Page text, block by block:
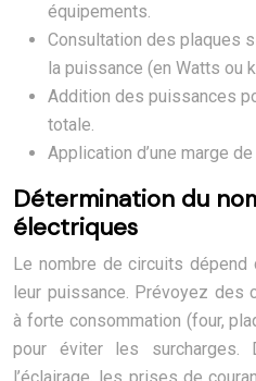
équipements.
Consultation des plaques
la puissance (en Watts ou
Addition des puissances
totale.
Application d’une marge
Détermination du
électriques
Le nombre de circuits dépend
leur puissance. Prévoyez des
à forte consommation (four,
pour éviter les surcharges.